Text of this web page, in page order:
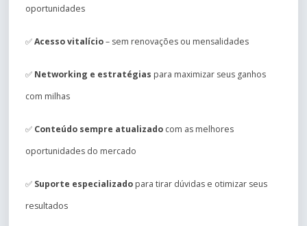
oportunidades
✅Acesso vitalício– sem renovações ou mensalidades
✅ Networking e estratégias para maximizar seus ganhos
com milhas
✅ Conteúdo sempre atualizado com as melhores
oportunidades do mercado
✅ Suporte especializado para tirar dúvidas e otimizar seus
resultados